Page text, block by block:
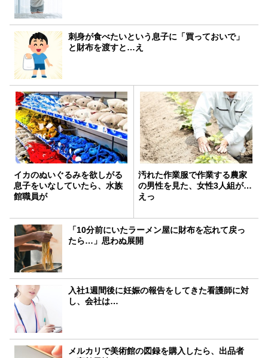
刺身が食べたいという息子に「買っておいで」
と財布を渡すと…え
イカのぬいぐるみを欲しがる
息子をいなしていたら、水族
館職員が
汚れた作業服で作業する農家
の男性を見た、女性3人組が…
えっ
「10分前にいたラーメン屋に財布を忘れて戻っ
たら…」思わぬ展開
入社1週間後に妊娠の報告をしてきた看護師に対
し、会社は…
メルカリで美術館の図録を購入したら、出品者